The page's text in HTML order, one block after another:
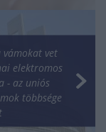
vámokat vet
elektromos
- az uniós
többsége